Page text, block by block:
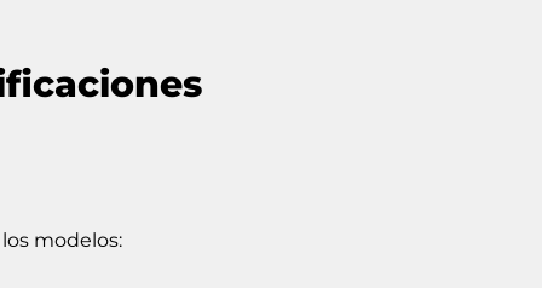
modelos: